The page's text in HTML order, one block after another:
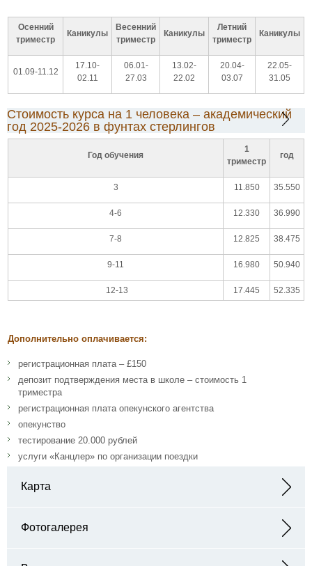
Осенний
триместр
Каникулы
Весенний
триместр
Каникулы
Летний
триместр
Каникулы
01.09-11.12
17.10-
02.11
06.01-
27.03
13.02-
22.02
20.04-
03.07
22.05-
31.05
Стоимость курса на 1 человека – академический
год 2025-2026 в фунтах стерлингов
Год обучения
1
триместр
год
3 11.850 35.550
4-6 12.330 36.990
7-8 12.825 38.475
9-11 16.980 50.940
12-13 17.445 52.335
Дополнительно оплачивается:
регистрационная плата – £150
депозит подтверждения места в школе – стоимость 1
триместра
регистрационная плата опекунского агентства
опекунство
тестирование 20.000 рублей
услуги «Канцлер» по организации поездки
Карта
Фотогалерея